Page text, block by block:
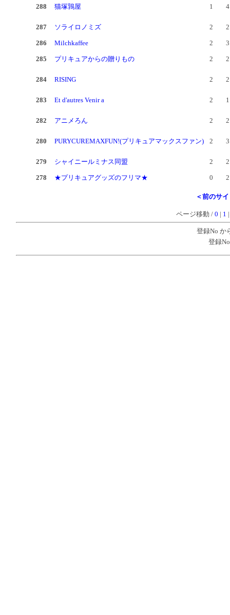
288 猫塚鶉屋 1 4
287 ソライロノミズ 2 2
286 Milchkaffee 2 3
285 プリキュアからの贈りもの 2 2
284 RISING 2 2
283 Et d'autres Venir a 2 1
282 アニメろん 2 2
280 PURYCUREMAXFUN!(プリキュアマックスファン) 2 3
279 シャイニールミナス同盟 2 2
278 ★プリキュアグッズのフリマ★ 0 2
＜前のサ
ページ移動 / 0 | 1
登録No か
登録